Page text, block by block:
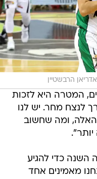
אדריאן הרבשטיין
המטרה היא לזכות
לנצח מחר. יש לנו
ומה שחשוב
השנה כדי להגיע
מאמינים אחד